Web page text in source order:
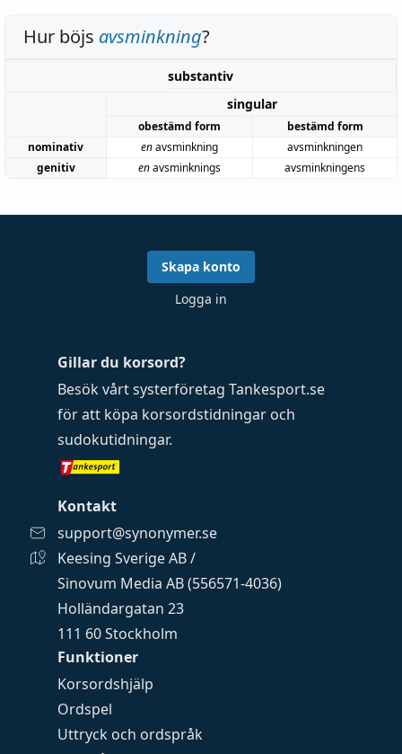
Hur böjs avsminkning?
substantiv
singular
obestämd form
bestämd form
nominativ
enavsminkning
avsminkningen
genitiv
enavsminknings avsminkningens
Funktioner
Korsordshjälp
Ordspel
Uttryck och ordspråk
Gillar du korsord?
Besök vårt systerföretag Tankesport.se
för att köpa korsordstidningar och
sudokutidningar.
Kontakt
support@synonymer.se
Keesing Sverige AB /
Sinovum Media AB (556571-4036)
Holländargatan 23
111 60 Stockholm
Skapa konto
Logga in